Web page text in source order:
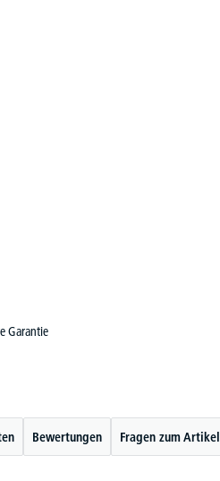
Garantie
Bewertungen Fragen zum Artikel